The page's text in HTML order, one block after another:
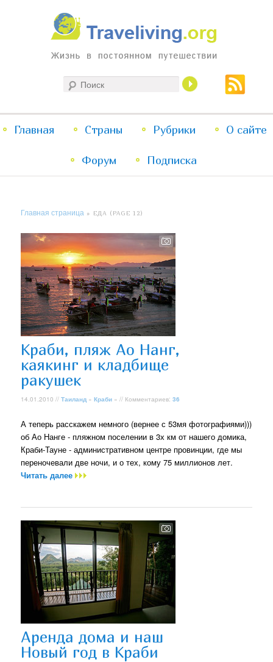
Traveliving
Жизнь в постоянном путешествии
меню
Перейти
к
Перейти
к
Главная Страны Рубрики О сайте
Форум Подписка
Главная страница » ЕДА (PAGE 12)
Краби, пляж Ао Нанг,
каякинг и кладбище
ракушек
14.01.2010 //Таиланд »Краби » // Комментариев:36
А теперь расскажем немного (вернее с 53мя фотографиями)))
об Ао Нанге - пляжном поселении в 3х км от нашего домика,
Краби-Тауне - административном центре провинции, где мы
переночевали две ночи, и о тех, кому 75 миллионов лет.
Читать далее
Аренда дома и наш
Новый год в Краби